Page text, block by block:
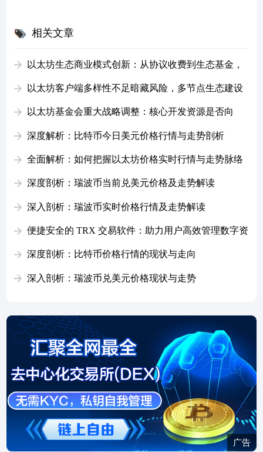
相关文章
以太坊生态商业模式创新：从协议收费到生态基金，
以太坊客户端多样性不足暗藏风险，多节点生态建设
以太坊基金会重大战略调整：核心开发资源是否向
深度解析：比特币今日美元价格行情与走势剖析
全面解析：如何把握以太坊价格实时行情与走势脉络
深度剖析：瑞波币当前兑美元价格及走势解读
深入剖析：瑞波币实时价格行情及走势解读
便捷安全的 TRX 交易软件：助力用户高效管理数字资
深度剖析：比特币价格行情的现状与走向
深入剖析：瑞波币兑美元价格现状与走势
广告